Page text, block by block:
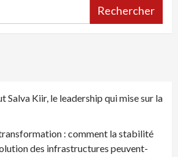
Rechercher
Salva Kiir, le leadership qui mise sur la
transformation : comment la stabilité
des infrastructures peuvent-